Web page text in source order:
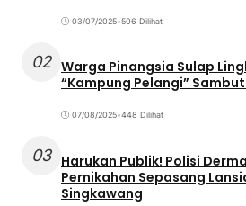
03/07/2025•506 Dilihat
02 Warga Pinangsia Sulap
“Kampung Pelangi” Sambut
07/08/2025•448 Dilihat
03 Harukan Publik! Polisi
Pernikahan Sepasang
Singkawang